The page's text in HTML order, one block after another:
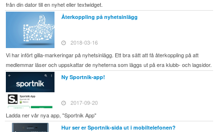
från din dator till en nyhet eller textwidget.
Återkoppling på nyhetsinlägg
2018-03-16
Vi har infört gilla-markeringar på nyhetsinlägg. Ett bra sätt att få återkoppling på att
medlemmar läser och uppskattar de nyheterna som läggs ut på era klubb- och lagsidor.
Ny Sportnik-app!
2017-09-20
Ladda ner vår nya app, "Sportnik App"
Hur ser er Sportnik-sida ut i mobiltelefonen?